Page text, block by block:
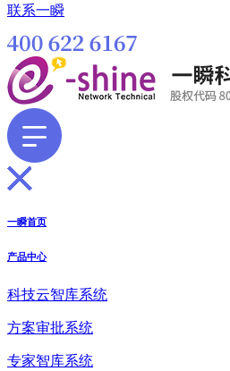
联系一瞬
一瞬首页
产品中心
科技云智库系统
方案审批系统
专家智库系统